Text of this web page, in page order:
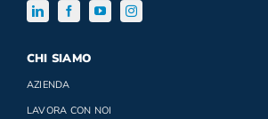
CHI SIAMO
AZIENDA
LAVORA CON NOI